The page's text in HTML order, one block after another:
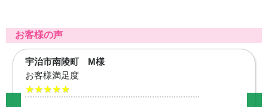
お客様の声
向日市寺戸町 A様
お客様満足度
★★★★★